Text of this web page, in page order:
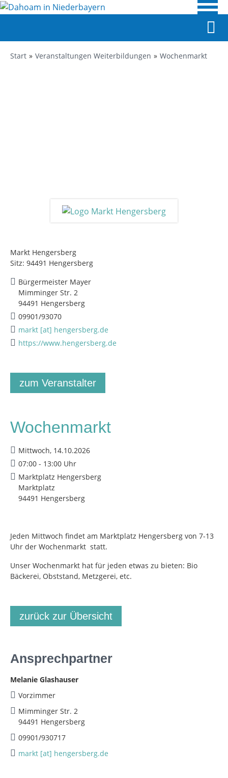
Start Veranstaltungen Weiterbildungen Wochenmarkt
Markt Hengersberg
Sitz: 94491 Hengersberg
Bürgermeister Mayer
Mimminger Str. 2
94491 Hengersberg
09901/93070
markt [at] hengersberg.de
https://www.hengersberg.de
zum Veranstalter
Wochenmarkt
Mittwoch, 14.10.2026
07:00 - 13:00 Uhr
Marktplatz Hengersberg
Marktplatz
94491 Hengersberg
Jeden Mittwoch findet am Marktplatz Hengersberg von 7-13
Uhr der Wochenmarkt statt.
Unser Wochenmarkt hat für jeden etwas zu bieten: Bio
Bäckerei, Obststand, Metzgerei, etc.
zurück zur Übersicht
Ansprechpartner
Melanie Glashauser
Vorzimmer
Mimminger Str. 2
94491 Hengersberg
09901/930717
markt [at] hengersberg.de